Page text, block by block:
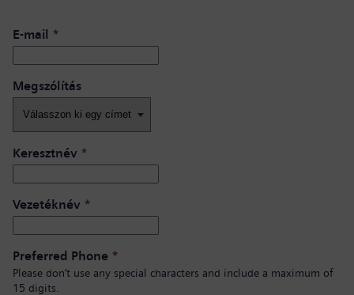
E-mail *
Megszólítás
Keresztnév *
Vezetéknév *
Preferred Phone *
Please don’t use any special characters and include a maximum of
15 digits.